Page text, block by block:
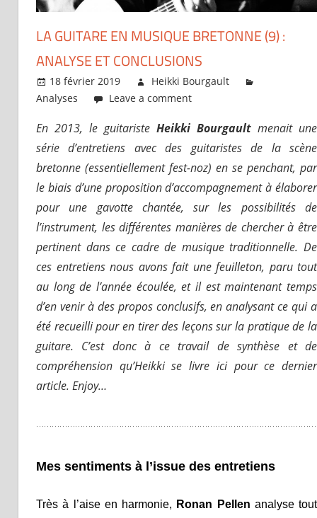
LA GUITARE EN MUSIQUE BRETONNE (9) :
ANALYSE ET CONCLUSIONS
18 février 2019
Heikki Bourgault
Analyses
Leave a comment
En 2013, le guitariste Heikki Bourgault menait une
série d’entretiens avec des guitaristes de la scène
bretonne (essentiellement fest-noz) en se penchant, par
le biais d’une proposition d’accompagnement à élaborer
pour une gavotte chantée, sur les possibilités de
l’instrument, les différentes manières de chercher à être
pertinent dans ce cadre de musique traditionnelle. De
ces entretiens nous avons fait une feuilleton, paru tout
au long de l’année écoulée, et il est maintenant temps
d’en venir à des propos conclusifs, en analysant ce qui a
été recueilli pour en tirer des leçons sur la pratique de la
guitare. C’est donc à ce travail de synthèse et de
compréhension qu’Heikki se livre ici pour ce dernier
article. Enjoy…
Mes sentiments à l’issue des entretiens
Très à l’aise en harmonie, Ronan Pellen analyse tout